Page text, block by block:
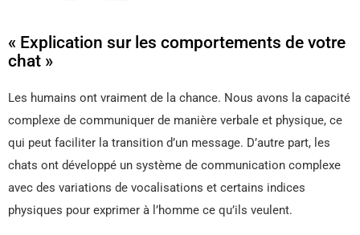
« Explication sur les comportements de votre
chat »
Les humains ont vraiment de la chance. Nous avons la capacité
complexe de communiquer de manière verbale et physique, ce
qui peut faciliter la transition d’un message. D’autre part, les
chats ont développé un système de communication complexe
avec des variations de vocalisations et certains indices
physiques pour exprimer à l’homme ce qu’ils veulent.